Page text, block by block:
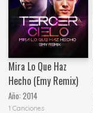
Mira Lo Que Haz
Hecho (Emy Remix)
Año:2014
1 Canciones